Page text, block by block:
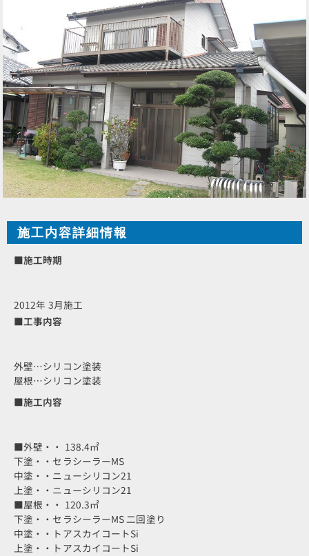
施工内容詳細情報
■施工時期
2012年 3月施工
■工事内容
外壁…シリコン塗装
屋根…シリコン塗装
■施工内容
■外壁・・ 138.4㎡
下塗・・セラシーラーMS
中塗・・ニューシリコン21
上塗・・ニューシリコン21
■屋根・・ 120.3㎡
下塗・・セラシーラーMS 二回塗り
中塗・・トアスカイコートSi
上塗・・トアスカイコートSi